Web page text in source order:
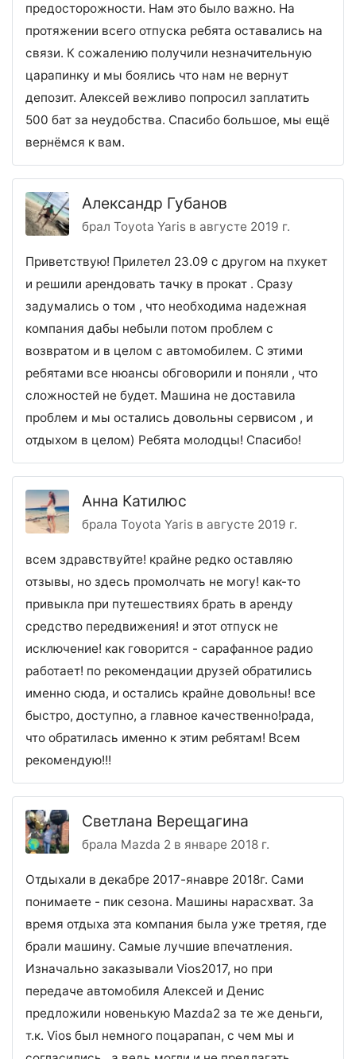
предосторожности. Нам это было важно. На
протяжении всего отпуска ребята оставались на
связи. К сожалению получили незначительную
царапинку и мы боялись что нам не вернут
депозит. Алексей вежливо попросил заплатить
500 бат за неудобства. Спасибо большое, мы ещё
вернёмся к вам.
Александр Губанов
брал Toyota Yaris в августе 2019 г.
Приветствую! Прилетел 23.09 с другом на пхукет
и решили арендовать тачку в прокат . Сразу
задумались о том , что необходима надежная
компания дабы небыли потом проблем с
возвратом и в целом с автомобилем. С этими
ребятами все нюансы обговорили и поняли , что
сложностей не будет. Машина не доставила
проблем и мы остались довольны сервисом , и
отдыхом в целом) Ребята молодцы! Спасибо!
Анна Катилюс
брала Toyota Yaris в августе 2019 г.
всем здравствуйте! крайне редко оставляю
отзывы, но здесь промолчать не могу! как-то
привыкла при путешествиях брать в аренду
средство передвижения! и этот отпуск не
исключение! как говорится - сарафанное радио
работает! по рекомендации друзей обратились
именно сюда, и остались крайне довольны! все
быстро, доступно, а главное качественно!рада,
что обратилась именно к этим ребятам! Всем
рекомендую!!!
Светлана Верещагина
брала Mazda 2 в январе 2018 г.
Отдыхали в декабре 2017-янавре 2018г. Сами
понимаете - пик сезона. Машины нарасхват. За
время отдыха эта компания была уже третяя, где
брали машину. Самые лучшие впечатления.
Изначально заказывали Vios2017, но при
передаче автомобиля Алексей и Денис
предложили новенькую Mazda2 за те же деньги,
т.к. Vios был немного поцарапан, с чем мы и